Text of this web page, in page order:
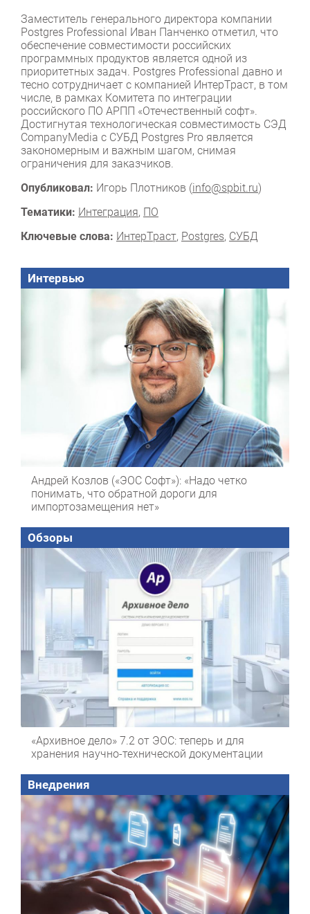
Заместитель генерального директора компании
Postgres Professional Иван Панченко отметил, что
обеспечение совместимости российских
программных продуктов является одной из
приоритетных задач. Postgres Professional давно и
тесно сотрудничает с компанией ИнтерТраст, в том
числе, в рамках Комитета по интеграции
российского ПО АРПП «Отечественный софт».
Достигнутая технологическая совместимость СЭД
CompanyMedia с СУБД Postgres Pro является
закономерным и важным шагом, снимая
ограничения для заказчиков.
Опубликовал: Игорь Плотников (info@spbit.ru)
Тематики: Интеграция, ПО
Ключевые слова: ИнтерТраст, Postgres, СУБД
Интервью
Андрей Козлов («ЭОС Софт»): «Надо четко
понимать, что обратной дороги для
импортозамещения нет»
Обзоры
«Архивное дело» 7.2 от ЭОС: теперь и для
хранения научно-технической документации
Внедрения